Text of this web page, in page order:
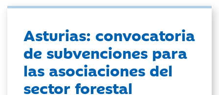
Asturias: convocatoria
de subvenciones para
las asociaciones del
sector forestal